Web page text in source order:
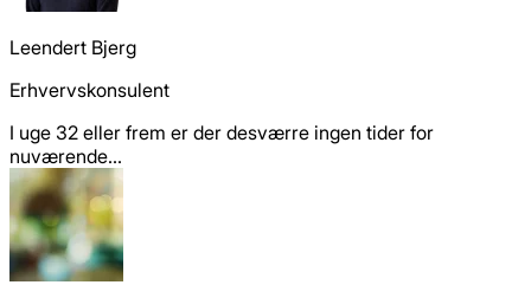
Leendert Bjerg
Erhvervskonsulent
I uge 32 eller frem er der desværre ingen tider for
nuværende...